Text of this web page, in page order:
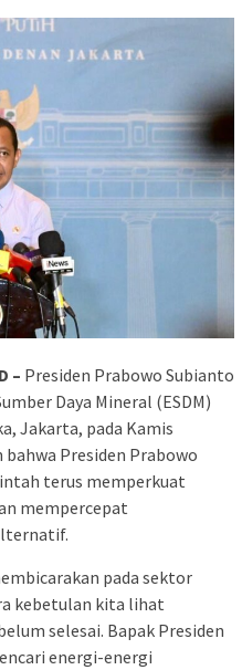
– Presiden Prabowo Subianto
Daya Mineral (ESDM)
Jakarta, pada Kamis
Presiden Prabowo
terus memperkuat
mempercepat
pada sektor
kebetulan kita lihat
selesai. Bapak Presiden
energi-energi